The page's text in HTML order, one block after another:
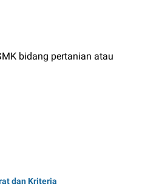
bidang pertanian atau
dan Kriteria